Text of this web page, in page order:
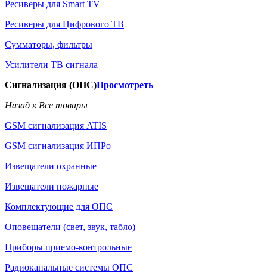
Ресиверы для Smart TV
Ресиверы для Цифрового ТВ
Сумматоры, фильтры
Усилители ТВ сигнала
Сигнализация (ОПС)Просмотреть
Назад к Все товары
GSM сигнализация ATIS
GSM сигнализация ИПРо
Извещатели охранные
Извещатели пожарные
Комплектующие для ОПС
Оповещатели (свет, звук, табло)
Приборы приемо-контрольные
Радиоканальные системы ОПС